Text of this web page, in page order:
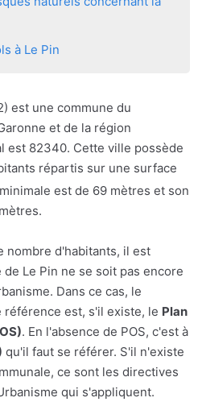
à Le Pin
est une commune du
et de la région
est 82340. Cette ville possède
répartis sur une surface
est de 69 mètres et son
nombre d'habitants, il est
Le Pin ne se soit pas encore
Dans ce cas, le
est, s'il existe, le Plan
. En l'absence de POS, c'est à
qu'il faut se référer. S'il n'existe
ce sont les directives
qui s'appliquent.